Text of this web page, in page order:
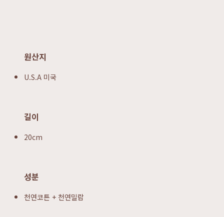
원산지
U.S.A 미국
길이
20cm
성분
천연코튼 + 천연밀랍